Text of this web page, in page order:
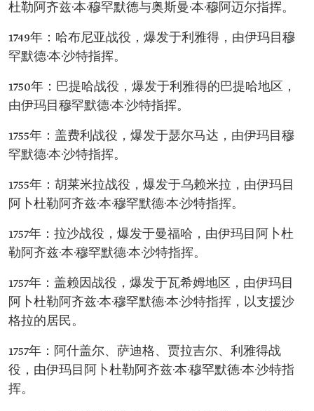
杜勒阿齐兹·本·穆罕默德与奥斯曼·本·穆阿迈尔指挥。
1749年：哈布尼亚战役，爆发于利雅得，由伊玛目穆
罕默德·本·沙特指挥。
1750年：巴提哈战役，爆发于利雅得的巴提哈地区，
由伊玛目穆罕默德·本·沙特指挥。
1755年：盖费利战役，爆发于瑟尔马达，由伊玛目穆
罕默德·本·沙特指挥。
1755年：胡莱米拉战役，爆发于乌赖米拉，由伊玛目
阿卜杜勒阿齐兹·本·穆罕默德·本·沙特指挥。
1757年：拉沙战役，爆发于曼福哈，由伊玛目阿卜杜
勒阿齐兹·本·穆罕默德·本·沙特指挥。
1757年：盖赖因战役，爆发于瓦希姆地区，由伊玛目
阿卜杜勒阿齐兹·本·穆罕默德·本·沙特指挥，以支援沙
格拉的居民。
1757年：阿什盖尔、萨迪格、贾拉吉尔、利雅得战
役，由伊玛目阿卜杜勒阿齐兹·本·穆罕默德·本·沙特指
挥。